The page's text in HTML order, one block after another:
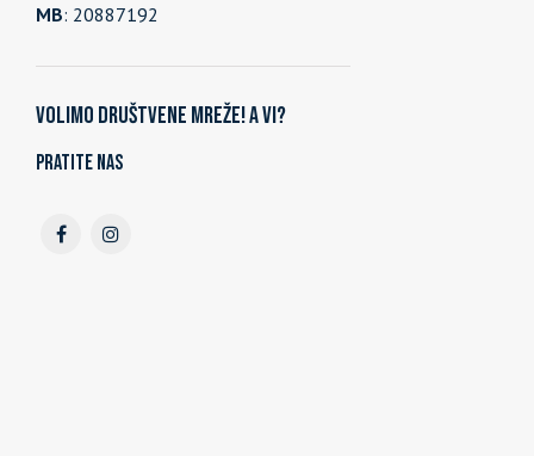
MB: 20887192
Volimo društvene mreže! A vi?
Pratite nas